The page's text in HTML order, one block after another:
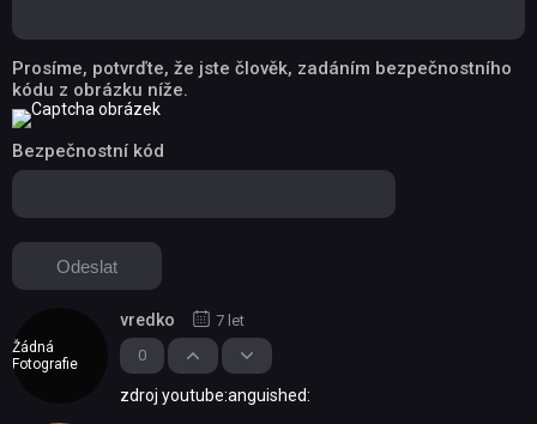
Prosíme, potvrďte, že jste člověk, zadáním bezpečnostního
kódu z obrázku níže.
Bezpečnostní kód
Žádná
Fotografie
0
vredko 7 let
zdroj youtube:anguished: